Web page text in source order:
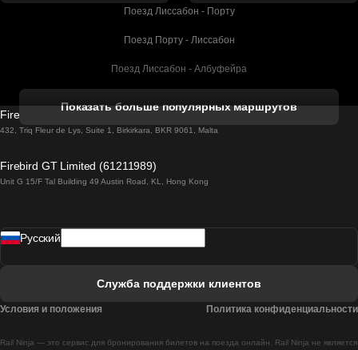
Поезд Лиссабон - Порту
Поезд Порту - Лиссабон
Поезд Лиссабон - Албуфейра
Поезд Лиссабон - Лагос
Поезд Лиссабон - Мадрид
Показать больше популярных маршрутов
Firebird GT Limited (OC 1451)
432, Triq Fleur de Lys, Suite 1, Birkirkara, BKR 9061, Malta
Firebird GT Limited (61211989)
Unit G 15/F Tal Building 49 Austin Road, KL, Hong Kong
Rail Ninja — это сервис для бронирования билетов на поезда онлайн. Rail Ninja не является
Pусский
Служба поддержки клиентов
Условия и положения Политика конфиденциальности